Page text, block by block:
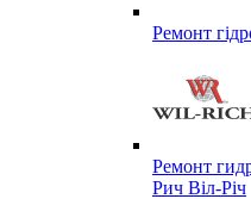
Ремонт
Ремонт
Рич Віл-Річ